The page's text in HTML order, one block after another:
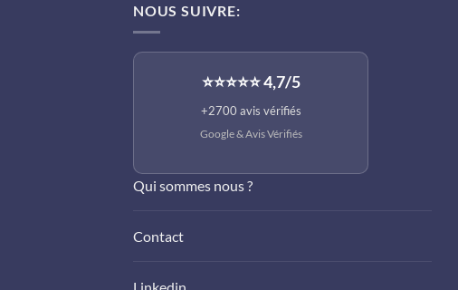
NOUS SUIVRE:
⭐⭐⭐⭐⭐ 4,7/5
+2700 avis vérifiés
Google &Avis Vérifiés
Qui sommes nous ?
Contact